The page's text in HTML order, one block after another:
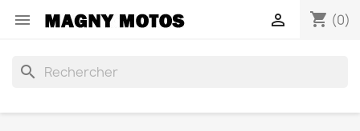
 shopping_cart (0)

search